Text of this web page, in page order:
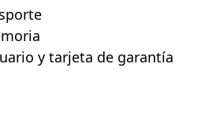
y tarjeta de garantía